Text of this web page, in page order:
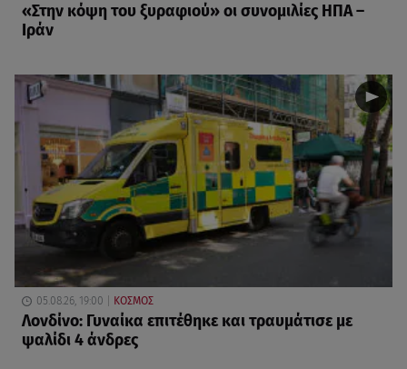
«Στην κόψη του ξυραφιού» οι συνομιλίες ΗΠΑ –
Ιράν
05.08.26, 19:00 ΚΟΣΜΟΣ
Λονδίνο: Γυναίκα επιτέθηκε και τραυμάτισε με
ψαλίδι 4 άνδρες